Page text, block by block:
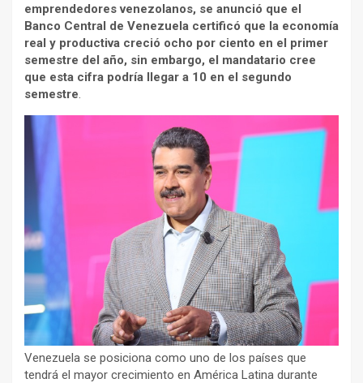
emprendedores venezolanos, se anunció que el
Banco Central de Venezuela certificó que la economía
real y productiva creció ocho por ciento en el primer
semestre del año, sin embargo, el mandatario cree
que esta cifra podría llegar a 10 en el segundo
semestre
Venezuela se posiciona como uno de los países que
tendrá el mayor crecimiento en América Latina durante